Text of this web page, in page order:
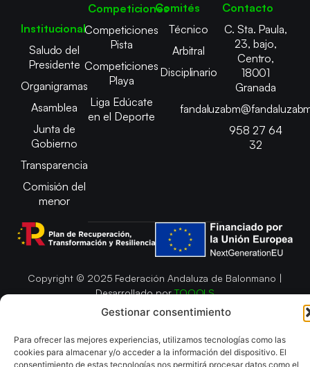
Gestionar consentimiento
Para ofrecer las mejores experiencias, utilizamos tecnologías como las
cookies para almacenar y/o acceder a la información del dispositivo. El
consentimiento de estas tecnologías nos permitirá procesar datos como el
Institucional
Saludo del
Presidente
Organigramas
Asamblea
Junta de
Gobierno
Transparencia
Comisión del
menor
Competiciones
Competiciones
Pista
Competiciones
Playa
Liga Edúcate
en el Deporte
Comités
Técnico
Arbitral
Disciplinario
Contacto
C. Sta. Paula,
23, bajo,
Centro,
18001
Granada
958 27 64
32
Copyright © 2025 Federación Andaluza de Balonmano |
Desarrollado porTOOOLS
Política de Privacidad y cookies Declaración de Accesibilidad
Política de ventas Mapa del Sitio